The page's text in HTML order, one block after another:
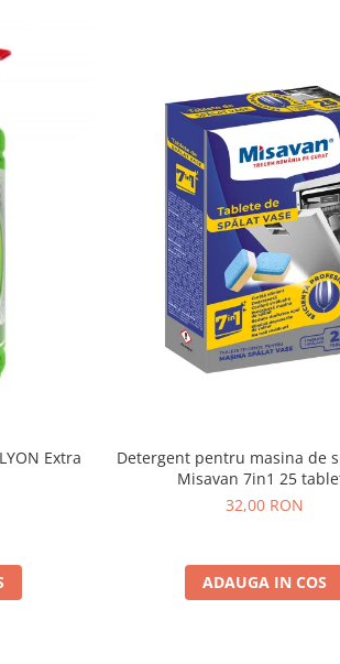
Extra
Detergent pentru masina de
Misavan 7in1 25
32,00 RON
ADAUGA IN COS